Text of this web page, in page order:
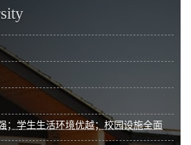
；学生生活环境优越；校园设施全面